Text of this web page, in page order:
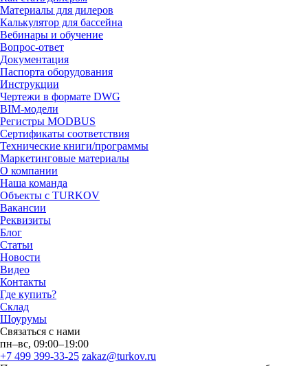
Материалы для дилеров
Калькулятор для бассейна
Вебинары и обучение
Вопрос-ответ
Документация
Паспорта оборудования
Инструкции
Чертежи в формате DWG
BIM-модели
Регистры MODBUS
Сертификаты соответствия
Технические книги/программы
Маркетинговые материалы
О компании
Наша команда
Объекты с TURKOV
Вакансии
Реквизиты
Блог
Статьи
Новости
Видео
Контакты
Где купить?
Склад
Шоурумы
Связаться с нами
пн–вс, 09:00–19:00
+7 499 399-33-25 zakaz@turkov.ru